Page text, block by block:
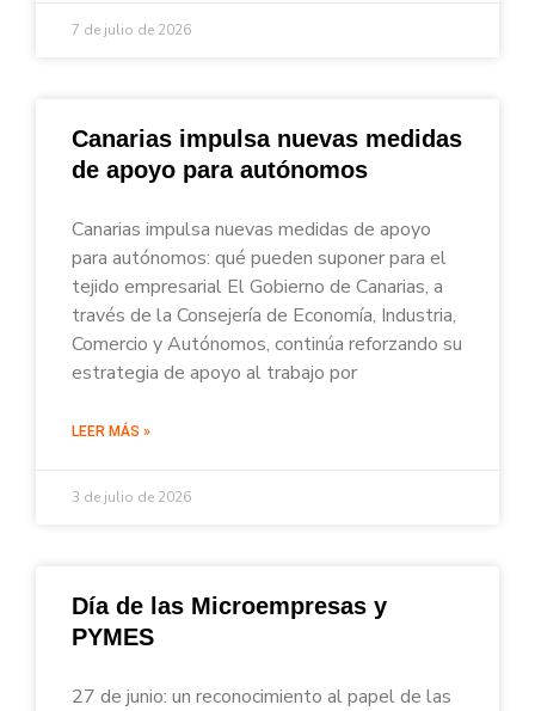
7 de julio de 2026
Canarias impulsa nuevas medidas
de apoyo para autónomos
Canarias impulsa nuevas medidas de apoyo
para autónomos: qué pueden suponer para el
tejido empresarial El Gobierno de Canarias, a
través de la Consejería de Economía, Industria,
Comercio y Autónomos, continúa reforzando su
estrategia de apoyo al trabajo por
LEER MÁS »
3 de julio de 2026
Día de las Microempresas y
PYMES
27 de junio: un reconocimiento al papel de las